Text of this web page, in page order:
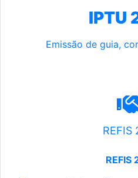
IPTU
Emissão de guia,
REFIS
REFIS